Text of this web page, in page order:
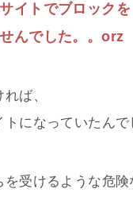
イトでブロックを
んでした。。orz
ば、
になっていたんで
受けるような危険